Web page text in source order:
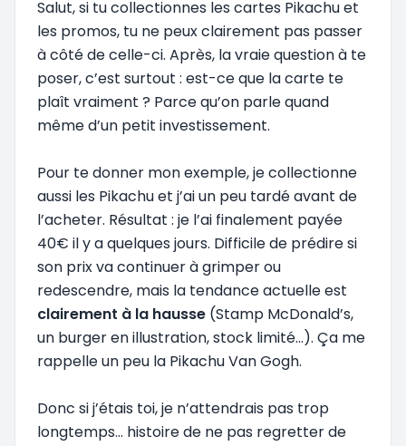
Salut, si tu collectionnes les cartes Pikachu et
les promos, tu ne peux clairement pas passer
à côté de celle-ci. Après, la vraie question à te
poser, c’est surtout : est-ce que la carte te
plaît vraiment ? Parce qu’on parle quand
même d’un petit investissement.
Pour te donner mon exemple, je collectionne
aussi les Pikachu et j’ai un peu tardé avant de
l’acheter. Résultat : je l’ai finalement payée
40€ il y a quelques jours. Difficile de prédire si
son prix va continuer à grimper ou
redescendre, mais la tendance actuelle est
clairement à la hausse (Stamp McDonald’s,
un burger en illustration, stock limité...). Ça me
rappelle un peu la Pikachu Van Gogh.
Donc si j’étais toi, je n’attendrais pas trop
longtemps… histoire de ne pas regretter de